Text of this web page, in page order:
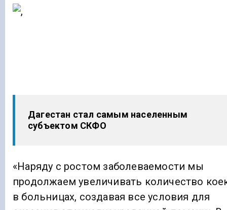
Дагестан стал самым населенным
субъектом СКФО
«Наряду с ростом заболеваемости мы
продолжаем увеличивать количество
в больницах, создавая все условия для